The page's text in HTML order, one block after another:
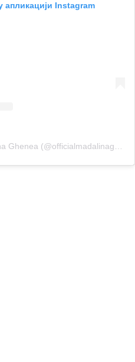
апликацији Instagram
Објава коју дели Madalina Diana Ghenea (@officialmadalinaghenea)